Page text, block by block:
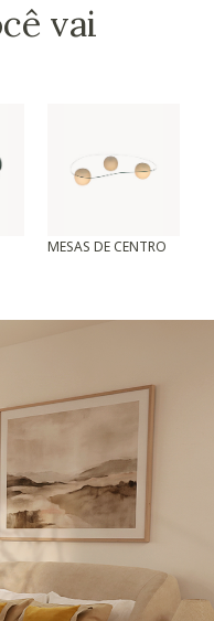
vai
MESAS DE CENTRO